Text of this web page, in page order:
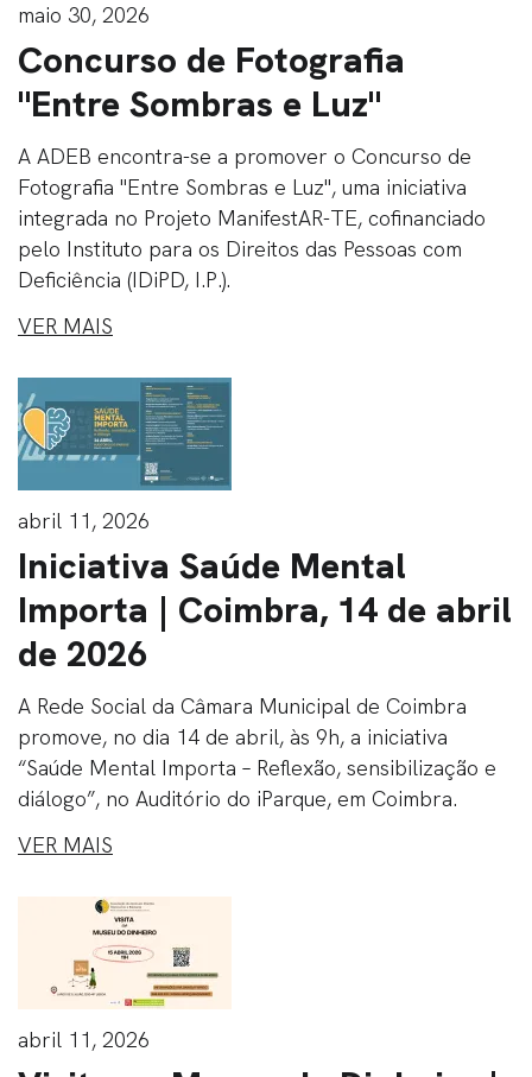
maio 30, 2026
Concurso de Fotografia
"Entre Sombras e Luz"
A ADEB encontra-se a promover o Concurso de
Fotografia "Entre Sombras e Luz", uma iniciativa
integrada no Projeto ManifestAR-TE, cofinanciado
pelo Instituto para os Direitos das Pessoas com
Deficiência (IDiPD, I.P.).
VER MAIS
abril 11, 2026
Iniciativa Saúde Mental
Importa | Coimbra, 14 de abril
de 2026
A Rede Social da Câmara Municipal de Coimbra
promove, no dia 14 de abril, às 9h, a iniciativa
“Saúde Mental Importa – Reflexão, sensibilização e
diálogo”, no Auditório do iParque, em Coimbra.
VER MAIS
abril 11, 2026